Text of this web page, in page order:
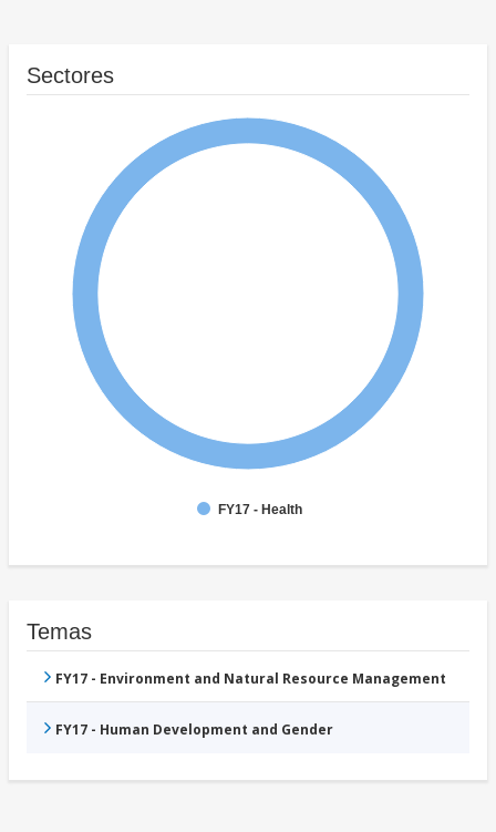
Sectores
FY17 - Health
Temas
FY17 - Environment and Natural Resource Management
FY17 - Human Development and Gender